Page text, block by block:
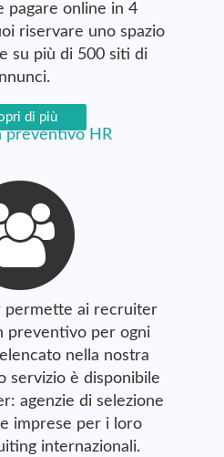
pagare online in 4
riservare uno spazio
su più di 500 siti di
di più
preventivo HR
permette ai recruiter
preventivo per ogni
nella nostra
servizio è disponibile
agenzie di selezione
imprese per i loro
internazionali.